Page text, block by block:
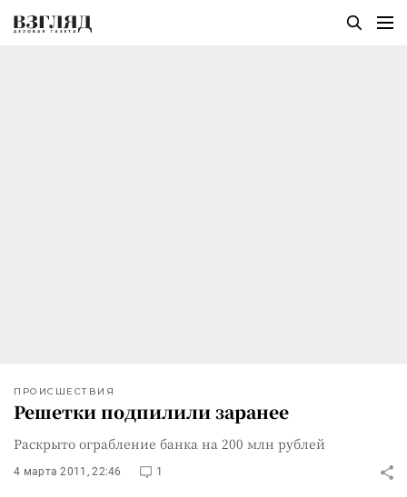
ПРОИСШЕСТВИЯ
Решетки подпилили заранее
Раскрыто ограбление банка на 200 млн рублей
4 марта 2011, 22:46 1